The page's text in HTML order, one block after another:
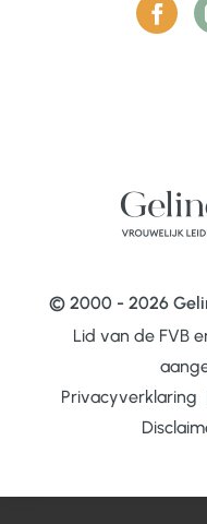
© 2000 - 2026
Lid van de FVB
Privacyverklaring